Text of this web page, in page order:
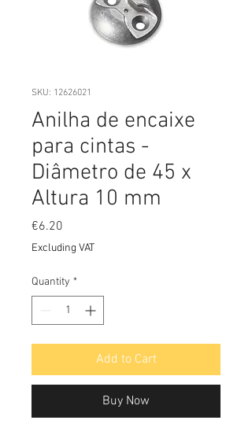
SKU: 12626021
Anilha de encaixe
para cintas -
Diâmetro de 45 x
Altura 10 mm
€6.20
Excluding VAT
Quantity *
Add to Cart
Buy Now